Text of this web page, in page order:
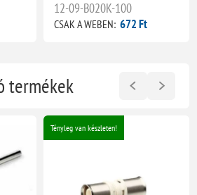
12-09-B020K-100
CSAK A WEBEN: 672 Ft
termékek
Tényleg van készleten!